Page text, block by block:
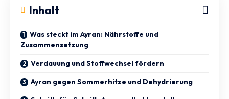
Inhalt
Was steckt im Ayran: Nährstoffe und
Zusammensetzung
Verdauung und Stoffwechsel fördern
Ayran gegen Sommerhitze und Dehydrierung